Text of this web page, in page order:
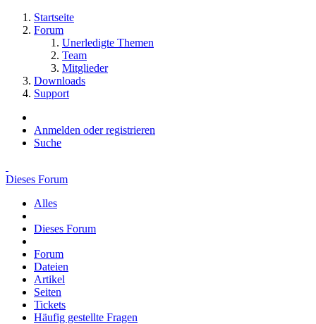
Startseite
Forum
Unerledigte Themen
Team
Mitglieder
Downloads
Support
Anmelden oder registrieren
Suche
Dieses Forum
Alles
Dieses Forum
Forum
Dateien
Artikel
Seiten
Tickets
Häufig gestellte Fragen